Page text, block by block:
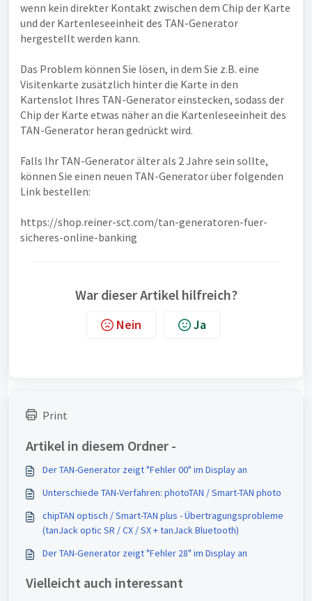
wenn kein direkter Kontakt zwischen dem Chip der Karte
und der Kartenleseeinheit des TAN-Generator
hergestellt werden kann.
Das Problem können Sie lösen, in dem Sie z.B. eine
Visitenkarte zusätzlich hinter die Karte in den
Kartenslot Ihres TAN-Generator einstecken, sodass der
Chip der Karte etwas näher an die Kartenleseeinheit des
TAN-Generator heran gedrückt wird.
Falls Ihr TAN-Generator älter als 2 Jahre sein sollte,
können Sie einen neuen TAN-Generator über folgenden
Link bestellen:
https://shop.reiner-sct.com/tan-generatoren-fuer-
sicheres-online-banking
War dieser Artikel hilfreich?
Nein Ja
Print
Artikel in diesem Ordner -
Der TAN-Generator zeigt "Fehler 00" im Display an
Unterschiede TAN-Verfahren: photoTAN / Smart-TAN photo
chipTAN optisch / Smart-TAN plus - Übertragungsprobleme
(tanJack optic SR / CX / SX + tanJack Bluetooth)
Der TAN-Generator zeigt "Fehler 28" im Display an
Vielleicht auch interessant